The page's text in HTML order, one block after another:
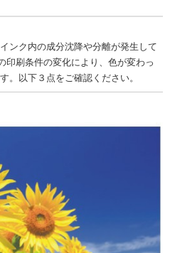
ンク内の成分沈降や分離が発生して
印刷条件の変化により、色が変わっ
。以下３点をご確認ください。